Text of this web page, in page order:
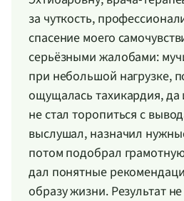
за чуткость,
спасение моего
серьёзными жалобами:
при небольшой нагрузке,
ощущалась тахикардия, да
не стал торопиться с
выслушал, назначил
потом подобрал
дал понятные
образу жизни. Результат